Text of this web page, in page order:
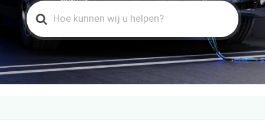
Search
For